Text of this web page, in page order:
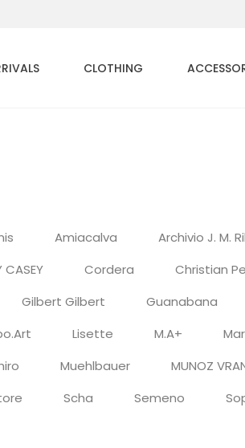
CLOTHING
Amiacalva Archivio J. M.
CASEY Cordera Christian
Gilbert Gilbert Guanabana
Lisette M.A+
Muehlbauer MUNOZ
Scha Semeno